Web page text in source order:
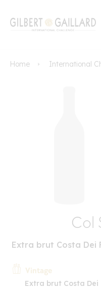
Home International
Col
Extra brut Costa Dei
Vintage
Extra brut Costa Dei